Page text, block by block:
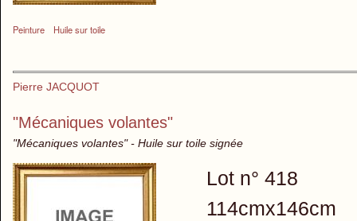
Peinture Huile sur toile
Pierre JACQUOT
"Mécaniques volantes"
"Mécaniques volantes" - Huile sur toile signée
Lot n° 418
114cmx146cm